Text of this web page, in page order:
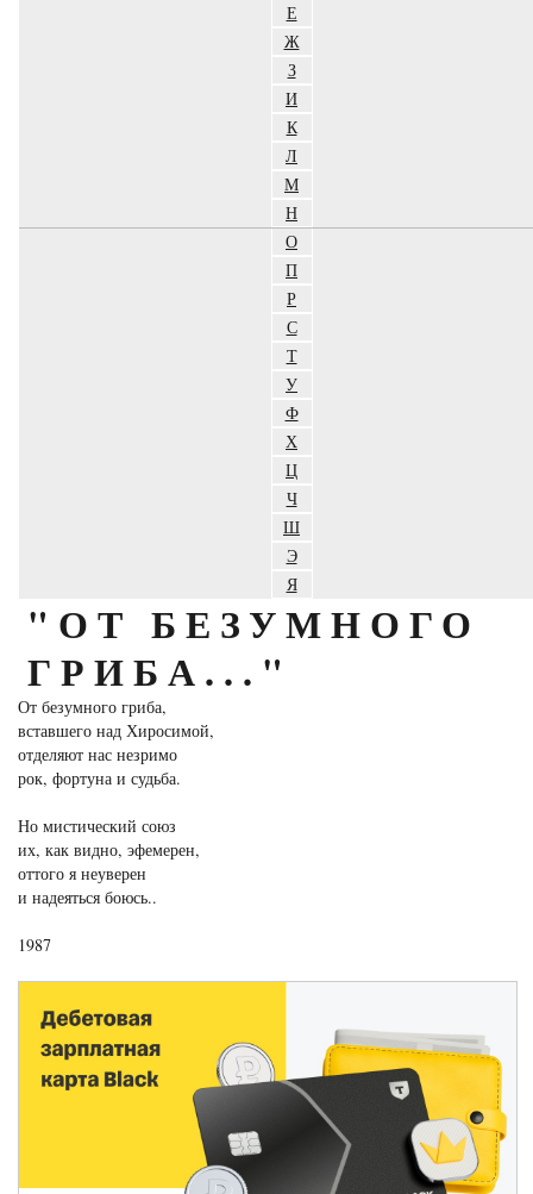
Е
Ж
З
И
К
Л
М
Н
О
П
Р
С
Т
У
Ф
Х
Ц
Ч
Ш
Э
Я
"ОТ БЕЗУМНОГО
ГРИБА..."
От безумного гриба,
вставшего над Хиросимой,
отделяют нас незримо
рок, фортуна и судьба.
Но мистический союз
их, как видно, эфемерен,
оттого я неуверен
и надеяться боюсь..
1987